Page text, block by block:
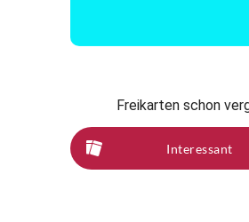
Freikarten schon
Interessant